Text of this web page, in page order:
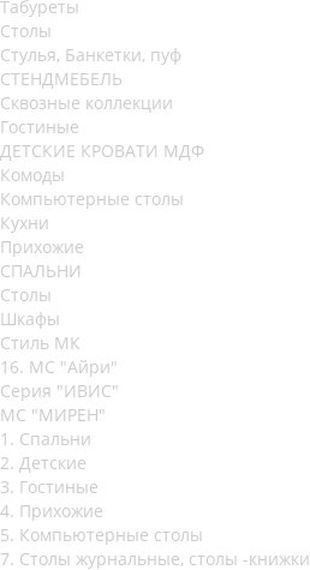
Табуреты
Столы
Стулья, Банкетки, пуф
СТЕНДМЕБЕЛЬ
Сквозные коллекции
Гостиные
ДЕТСКИЕ КРОВАТИ МДФ
Комоды
Компьютерные столы
Кухни
Прихожие
СПАЛЬНИ
Столы
Шкафы
Стиль МК
16. МС "Айри"
Серия "ИВИС"
МС "МИРЕН"
1. Спальни
2. Детские
3. Гостиные
4. Прихожие
5. Компьютерные столы
7. Столы журнальные, столы -книжки